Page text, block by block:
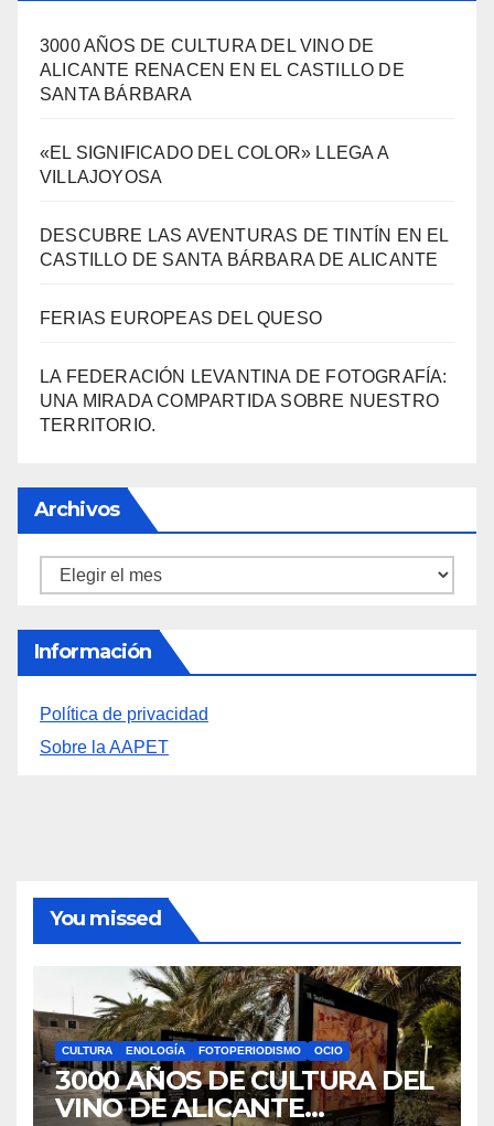
3000 AÑOS DE CULTURA DEL VINO DE
ALICANTE RENACEN EN EL CASTILLO DE
SANTA BÁRBARA
«EL SIGNIFICADO DEL COLOR» LLEGA A
VILLAJOYOSA
DESCUBRE LAS AVENTURAS DE TINTÍN EN EL
CASTILLO DE SANTA BÁRBARA DE ALICANTE
FERIAS EUROPEAS DEL QUESO
LA FEDERACIÓN LEVANTINA DE FOTOGRAFÍA:
UNA MIRADA COMPARTIDA SOBRE NUESTRO
TERRITORIO.
Archivos
Archivos
Información
Política de privacidad
Sobre la AAPET
You missed
CULTURA ENOLOGÍA FOTOPERIODISMO OCIO
3000 AÑOS DE CULTURA DEL
VINO DE ALICANTE